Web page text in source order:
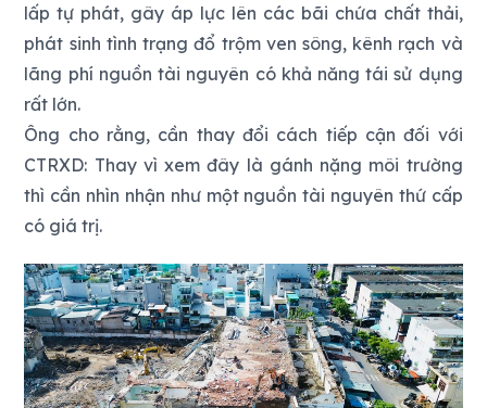
lấp tự phát, gây áp lực lên các bãi chứa chất thải,
phát sinh tình trạng đổ trộm ven sông, kênh rạch và
lãng phí nguồn tài nguyên có khả năng tái sử dụng
rất lớn.
Ông cho rằng, cần thay đổi cách tiếp cận đối với
CTRXD: Thay vì xem đây là gánh nặng môi trường
thì cần nhìn nhận như một nguồn tài nguyên thứ cấp
có giá trị.